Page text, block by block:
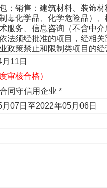
；销售：建筑材料、装饰
毒化学品、化学危险品）
服务、信息咨询（不含中
法须经批准的项目，经相
政策禁止和限制类项目的
11日
审核合格）
同守信用企业 *
07日至2022年05月06日